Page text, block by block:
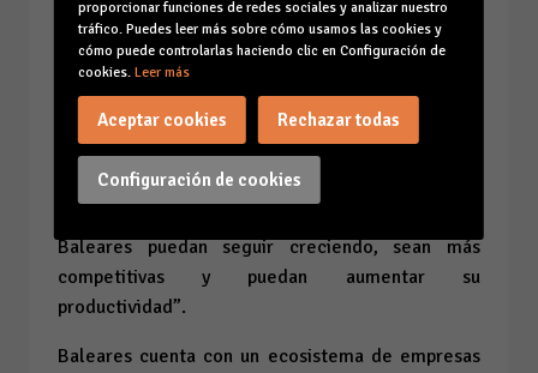
Por su parte, Gabriel Llobera ha afirmado que
“innovar es la capacidad de transformar las
buenas ideas en resultados y, todos ellos, más las
decenas de proyectos presentados estos años por
otras tantas empresas, así lo han plasmado. Desde
CAEB hemos apostado siempre por la innovación
Baleares puedan seguir creciendo, sean más
competitivas y puedan aumentar su
productividad”.
Baleares cuenta con un ecosistema de empresas
proporcionar funciones de redes sociales y analizar nuestro
tráfico. Puedes leer más sobre cómo usamos las cookies y
cómo puede controlarlas haciendo clic en Configuración de
cookies. Leer más
Configuración de cookies
Aceptar cookies Rechazar todas